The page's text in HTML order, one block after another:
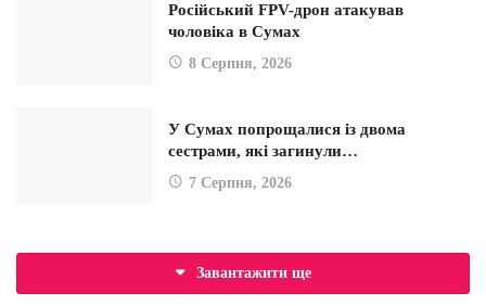
Російський FPV-дрон атакував
чоловіка в Сумах
8 Серпня, 2026
У Сумах попрощалися із двома
сестрами, які загинули…
7 Серпня, 2026
Завантажити ще